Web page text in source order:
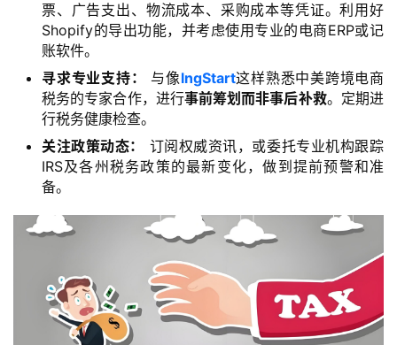
答
合
作
票、广告支出、物流成本、采购成本等凭证。利用好
Shopify的导出功能，并考虑使用专业的电商ERP或记
账软件。
寻求专业支持：
与像lngStart这样熟悉中美跨境电商
税务的专家合作，进行事前筹划而非事后补救。定期进
行税务健康检查。
关注政策动态：
订阅权威资讯，或委托专业机构跟踪
IRS及各州税务政策的最新变化，做到提前预警和准
备。